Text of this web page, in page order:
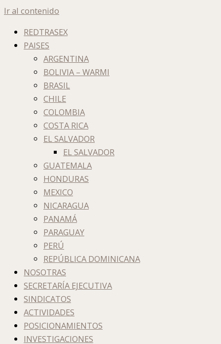
Ir al contenido
REDTRASEX
PAISES
ARGENTINA
BOLIVIA – WARMI
BRASIL
CHILE
COLOMBIA
COSTA RICA
EL SALVADOR
EL SALVADOR
GUATEMALA
HONDURAS
MEXICO
NICARAGUA
PANAMÁ
PARAGUAY
PERÚ
REPÚBLICA DOMINICANA
NOSOTRAS
SECRETARÍA EJECUTIVA
SINDICATOS
ACTIVIDADES
POSICIONAMIENTOS
INVESTIGACIONES